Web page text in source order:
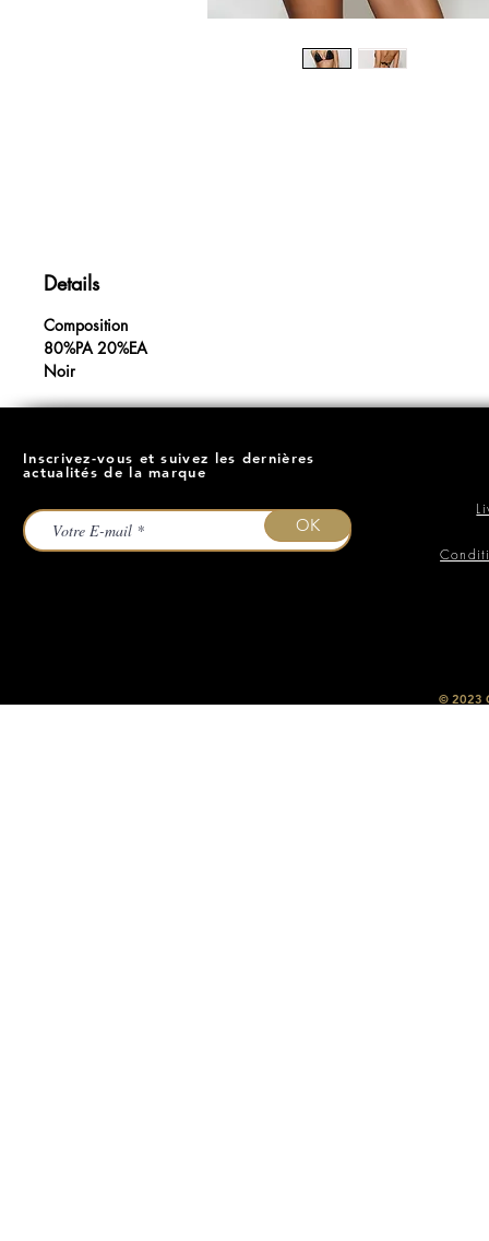
Details
Composition
80%PA 20%EA
Noir
Inscrivez-vous et suivez les dernières
actualités de la marque
OK
​© 2023